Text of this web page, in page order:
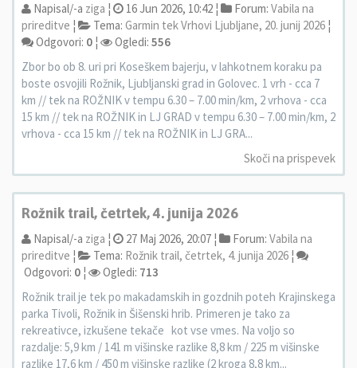
Napisal/-a ziga ¦ 16 Jun 2026, 10:42 ¦ Forum: Vabila na
prireditve ¦ Tema: Garmin tek Vrhovi Ljubljane, 20. junij 2026 ¦
Odgovori: 0 ¦ Ogledi: 556
Zbor bo ob 8. uri pri Koseškem bajerju, v lahkotnem koraku pa
boste osvojili Rožnik, Ljubljanski grad in Golovec. 1 vrh - cca 7
km // tek na ROŽNIK v tempu 6.30 – 7.00 min/km, 2 vrhova - cca
15 km // tek na ROŽNIK in LJ GRAD v tempu 6.30 – 7.00 min/km, 2
vrhova - cca 15 km // tek na ROŽNIK in LJ GRA...
Skoči na prispevek
Rožnik trail, četrtek, 4. junija 2026
Napisal/-a ziga ¦ 27 Maj 2026, 20:07 ¦ Forum: Vabila na
prireditve ¦ Tema: Rožnik trail, četrtek, 4. junija 2026 ¦
Odgovori: 0 ¦ Ogledi: 713
Rožnik trail je tek po makadamskih in gozdnih poteh Krajinskega
parka Tivoli, Rožnik in Šišenski hrib. Primeren je tako za
rekreativce, izkušene tekače kot vse vmes. Na voljo so
razdalje: 5,9 km / 141 m višinske razlike 8,8 km / 225 m višinske
razlike 17,6 km / 450 m višinske razlike (2 kroga 8,8 km...